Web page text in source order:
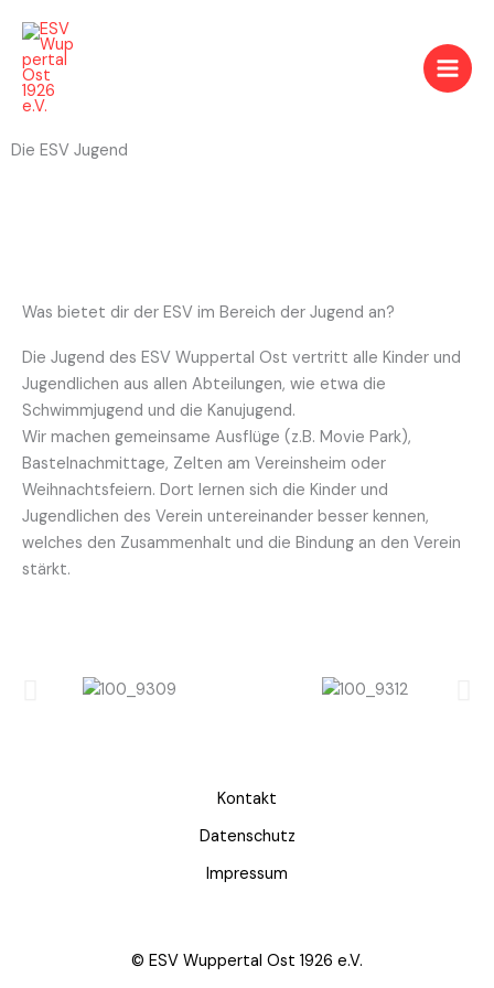
Inhalt
springen
Die ESV Jugend
Was bietet dir der ESV im Bereich der Jugend an?
Die Jugend des ESV Wuppertal Ost vertritt alle Kinder und
Jugendlichen aus allen Abteilungen, wie etwa die
Schwimmjugend und die Kanujugend.
Wir machen gemeinsame Ausflüge (z.B. Movie Park),
Bastelnachmittage, Zelten am Vereinsheim oder
Weihnachtsfeiern. Dort lernen sich die Kinder und
Jugendlichen des Verein untereinander besser kennen,
welches den Zusammenhalt und die Bindung an den Verein
stärkt.
Kontakt
Datenschutz
Impressum
© ESV Wuppertal Ost 1926 e.V.